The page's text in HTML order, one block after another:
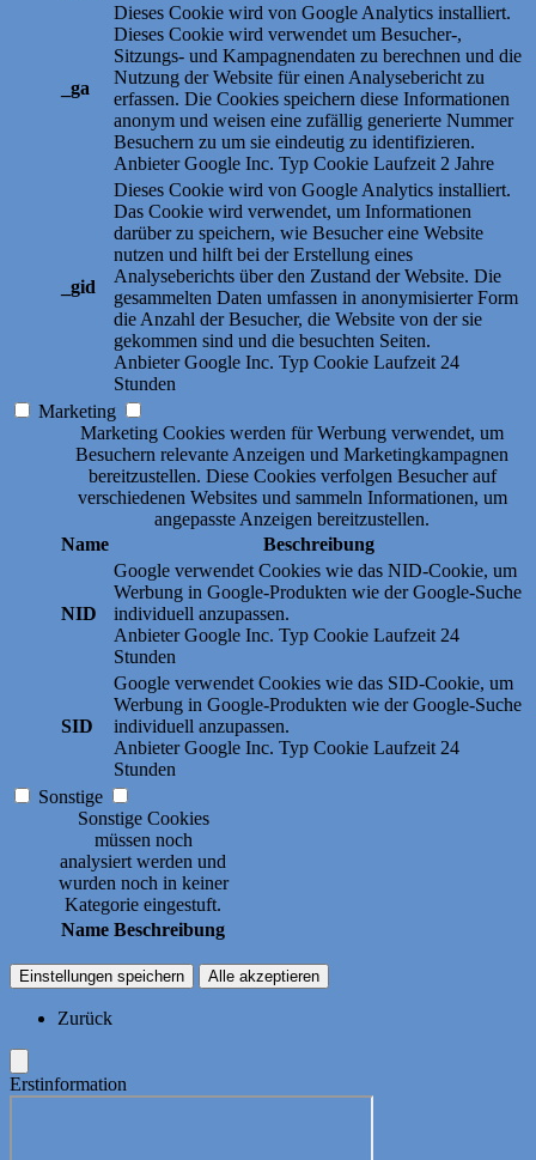
_ga
Dieses Cookie wird von Google Analytics installiert.
Dieses Cookie wird verwendet um Besucher-,
Sitzungs- und Kampagnendaten zu berechnen und die
Nutzung der Website für einen Analysebericht zu
erfassen. Die Cookies speichern diese Informationen
anonym und weisen eine zufällig generierte Nummer
Besuchern zu um sie eindeutig zu identifizieren.
Anbieter Google Inc. Typ Cookie Laufzeit 2 Jahre
_gid
Dieses Cookie wird von Google Analytics installiert.
Das Cookie wird verwendet, um Informationen
darüber zu speichern, wie Besucher eine Website
nutzen und hilft bei der Erstellung eines
Analyseberichts über den Zustand der Website. Die
gesammelten Daten umfassen in anonymisierter Form
die Anzahl der Besucher, die Website von der sie
gekommen sind und die besuchten Seiten.
Anbieter Google Inc. Typ Cookie Laufzeit 24
Stunden
Marketing
Marketing Cookies werden für Werbung verwendet, um
Besuchern relevante Anzeigen und Marketingkampagnen
bereitzustellen. Diese Cookies verfolgen Besucher auf
verschiedenen Websites und sammeln Informationen, um
angepasste Anzeigen bereitzustellen.
Name
Beschreibung
NID
Google verwendet Cookies wie das NID-Cookie, um
Werbung in Google-Produkten wie der Google-Suche
individuell anzupassen.
Anbieter Google Inc. Typ Cookie Laufzeit 24
Stunden
SID
Google verwendet Cookies wie das SID-Cookie, um
Werbung in Google-Produkten wie der Google-Suche
individuell anzupassen.
Anbieter Google Inc. Typ Cookie Laufzeit 24
Stunden
Sonstige
Sonstige Cookies
müssen noch
analysiert werden und
wurden noch in keiner
Kategorie eingestuft.
Name Beschreibung
Einstellungen speichern Alle akzeptieren
Zurück
Erstinformation